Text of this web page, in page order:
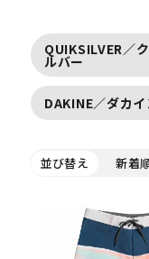
ウエイト・ウ
スイミング
店舗限定商品
QUIKSILVER／
ルバー
DAKINE／ダカイ
並び替え 新着